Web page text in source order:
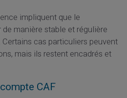
impliquent que le
manière stable et régulière
cas particuliers peuvent
mais ils restent encadrés et
CAF